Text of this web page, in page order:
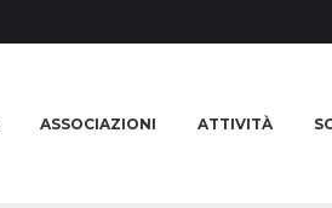
ASSOCIAZIONI ATTIVITÀ